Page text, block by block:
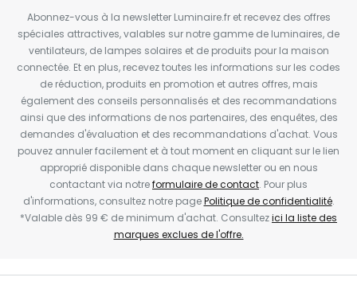
Abonnez-vous à la newsletter Luminaire.fr et recevez des offres
spéciales attractives, valables sur notre gamme de luminaires, de
ventilateurs, de lampes solaires et de produits pour la maison
connectée. Et en plus, recevez toutes les informations sur les codes
de réduction, produits en promotion et autres offres, mais
également des conseils personnalisés et des recommandations
ainsi que des informations de nos partenaires, des enquêtes, des
demandes d'évaluation et des recommandations d'achat. Vous
pouvez annuler facilement et à tout moment en cliquant sur le lien
approprié disponible dans chaque newsletter ou en nous
contactant via notreformulaire de contact. Pour plus
d'informations, consultez notre pagePolitique de confidentialité.
*Valable dès 99 € de minimum d'achat. Consultezici la liste des
marques exclues de l'offre.